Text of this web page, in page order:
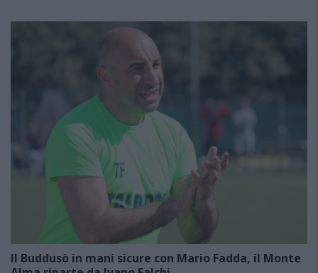
Il Buddusò in mani sicure con Mario Fadda, il Monte